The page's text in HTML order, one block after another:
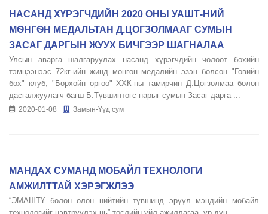
НАСАНД ХҮРЭГЧДИЙН 2020 ОНЫ УАШТ-НИЙ
МѲНГѲН МЕДАЛЬТАН Д.ЦОГЗОЛМААГ СУМЫН
ЗАСАГ ДАРГЫН ЖУУХ БИЧГЭЭР ШАГНАЛАА
Улсын аварга шалгаруулах насанд хүрэгчдийн чөлөөт бөхийн
тэмцээнээс 72кг-ийн жинд мөнгөн медалийн эзэн болсон "Говийн
бөх" клуб, "Борхойн өргөө" ХХК-ны тамирчин Д.Цогзолмаа болон
дасгалжуулагч багш Б.Түвшинтөгс нарыг сумын Засаг дарга ...
2020-01-08 Замын-Үүд сум
МАНДАХ СУМАНД МОБАЙЛ ТЕХНОЛОГИ
АМЖИЛТТАЙ ХЭРЭГЖЛЭЭ
“ЭМАШТҮ болон олон нийтийн түвшинд эрүүл мэндийн мобайл